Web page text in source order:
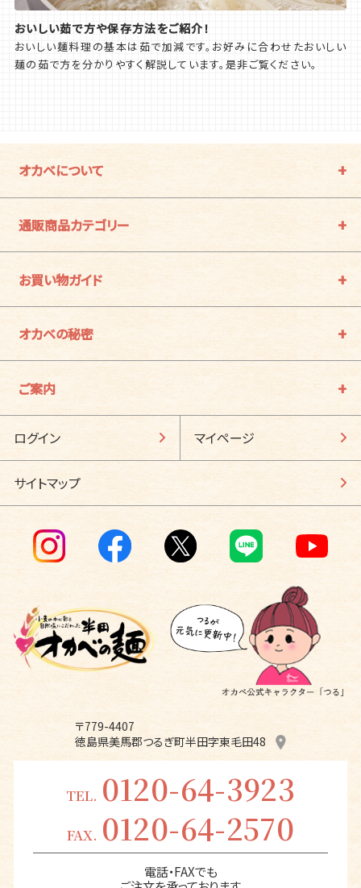
おいしい茹で方や保存方法をご紹介！
おいしい麺料理の基本は茹で加減です。お好みに合わせたおいしい
麺の茹で方を分かりやすく解説しています。是非ご覧ください。
オカベについて
通販商品カテゴリー
お買い物ガイド
オカベの秘密
ご案内
ログイン マイページ
サイトマップ
〒779-4407
徳島県美馬郡つるぎ町半田字東毛田48
TEL. 0120-64-3923
FAX. 0120-64-2570
電話・FAXでも